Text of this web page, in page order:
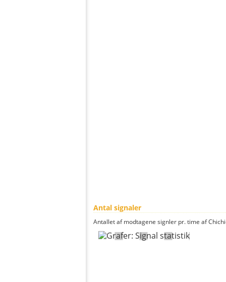
Antal signaler
Antallet af modtagene signler pr. time af